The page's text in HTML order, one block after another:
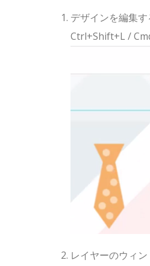
デザインを編集
Ctrl+Shift+L /
レイヤーのウィ